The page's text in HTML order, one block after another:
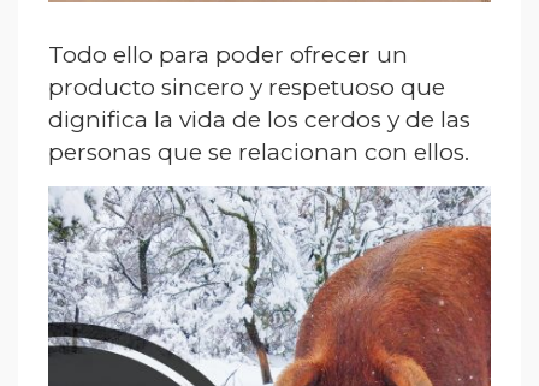
Todo ello para poder ofrecer un
producto sincero y respetuoso que
dignifica la vida de los cerdos y de las
personas que se relacionan con ellos.